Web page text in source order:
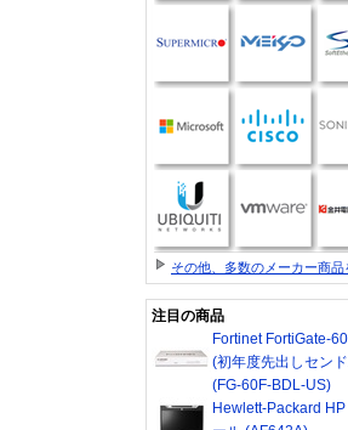
その他、多数のメーカー商
注目の商品
Fortinet FortiGate-
(初年度先出しセン
(FG-60F-BDL-US)
Hewlett-Packard